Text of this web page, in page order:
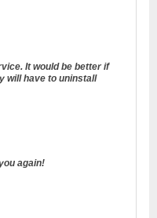
It would be better if
will have to uninstall
again!